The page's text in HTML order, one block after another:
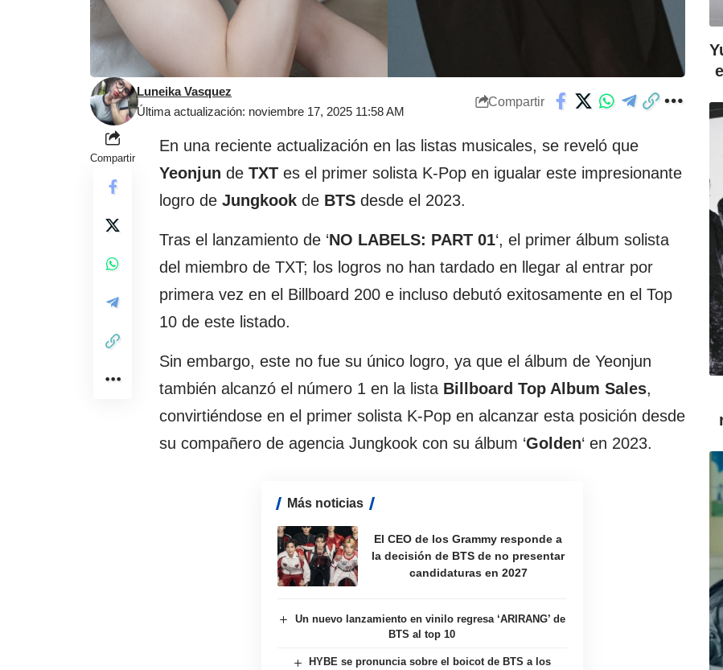
Última actualización: noviembre 17, 2025 11:58 AM
Luneika Vasquez
Compartir
Compartir
En una reciente actualización en las listas musicales, se reveló que
Yeonjun de TXT es el primer solista K-Pop en igualar este impresionante
logro de Jungkook de BTS desde el 2023.
Tras el lanzamiento de ‘NO LABELS: PART 01‘, el primer álbum solista
del miembro de TXT; los logros no han tardado en llegar al entrar por
primera vez en el Billboard 200 e incluso debutó exitosamente en el Top
10 de este listado.
Sin embargo, este no fue su único logro, ya que el álbum de Yeonjun
también alcanzó el número 1 en la lista Billboard Top Album Sales,
convirtiéndose en el primer solista K-Pop en alcanzar esta posición desde
su compañero de agencia Jungkook con su álbum ‘Golden‘ en 2023.
Más noticias
El CEO de los Grammy responde a
la decisión de BTS de no presentar
candidaturas en 2027
Un nuevo lanzamiento en vinilo regresa ‘ARIRANG’ de
BTS al top 10
HYBE se pronuncia sobre el boicot de BTS a los